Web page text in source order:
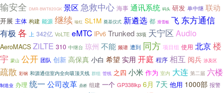
输安全 DMR-BWT820GK 景区 急救中心 海事 通讯系统 码头 研发 单中继 联动
开展 主体 构建 能源 继续 喻红 SL1M 奠基仪式 新遴选 都 滑雪板 飞 东方通信
有极 各 上 342亿 VoLTE eMTC IPv6 Trunked 33项 天宁区 Audio
AeroMACS ZiLTE 310 中继台 琼州 不能 频谱 遭到 同方 项目组 使用 北京楼
宇 蒙山 公开 团队 创新 高保真 小白 希望 实用 开庭 程序 相互 阅兵 涉及区
疏散 彩钢 和源通信室内全向吸顶天线 群组 管线 之四 小米 作为 室内 大连 第二届 六楼
制造业 办理 统一 公司改革 鼎桥 组建 一个 GP338lkp 6月 7天 他用 1000部 报警